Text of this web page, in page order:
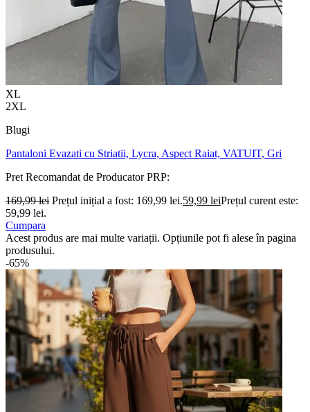
XL
2XL
Blugi
Pantaloni Evazati cu Striatii, Lycra, Aspect Raiat, VATUIT, Gri
Pret Recomandat de ProducatorPRP:
169,99lei Prețul inițial a fost: 169,99 lei.59,99 leiPrețul curent este:
59,99 lei.
Cumpara
Acest produs are mai multe variații. Opțiunile pot fi alese în pagina
produsului.
-65%